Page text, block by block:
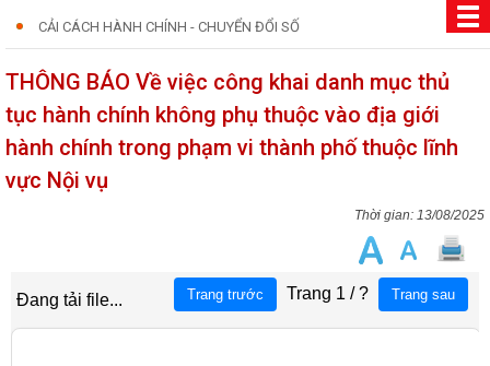
CẢI CÁCH HÀNH CHÍNH - CHUYỂN ĐỔI SỐ
THÔNG BÁO Về việc công khai danh mục thủ
tục hành chính không phụ thuộc vào địa giới
hành chính trong phạm vi thành phố thuộc lĩnh
vực Nội vụ
13/08/2025